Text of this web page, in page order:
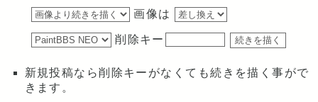
画像は
削除キー
新規投稿なら削除キーがなくても続きを描く事がで
きます。